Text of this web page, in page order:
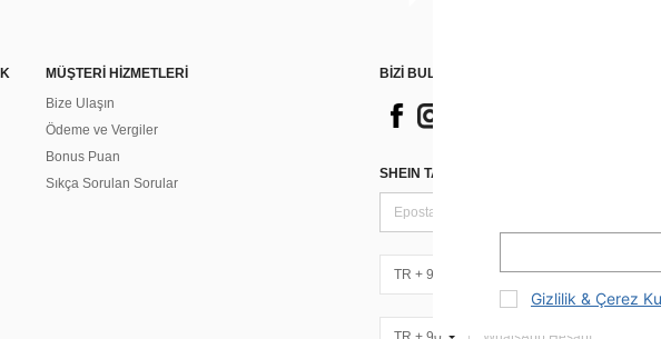
MÜŞTERİ HİZMETLERİ
Bize Ulaşın
Ödeme ve Vergiler
Bonus Puan
Sıkça Sorulan Sorular
BİZİ BULUN
SHEIN TARZI HABERLER IÇIN KAYDOLUN
TR + 90
Gizlilik & Çerez